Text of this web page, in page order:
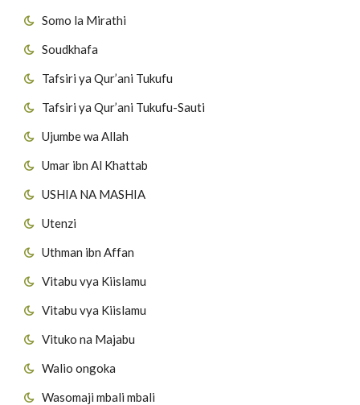
Somo la Mirathi
Soudkhafa
Tafsiri ya Qur’ani Tukufu
Tafsiri ya Qur’ani Tukufu-Sauti
Ujumbe wa Allah
Umar ibn Al Khattab
USHIA NA MASHIA
Utenzi
Uthman ibn Affan
Vitabu vya Kiislamu
Vitabu vya Kiislamu
Vituko na Majabu
Walio ongoka
Wasomaji mbali mbali